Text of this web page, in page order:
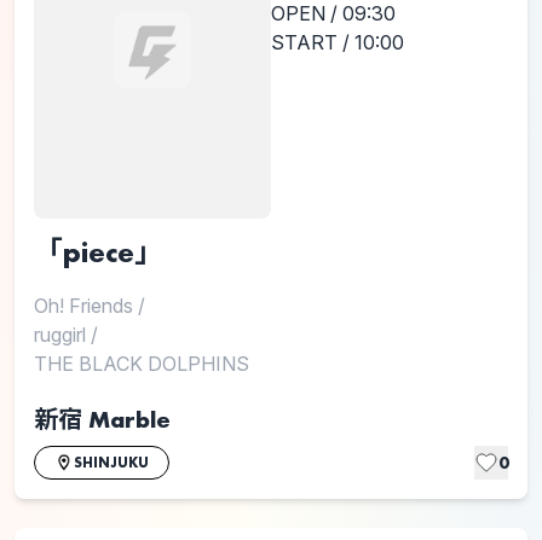
OPEN / 09:30
START / 10:00
「piece」
Oh! Friends /
ruggirl /
THE BLACK DOLPHINS
新宿 Marble
SHINJUKU 0